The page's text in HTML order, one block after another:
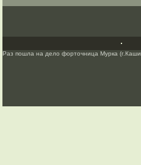
Раз пошла на дело форточница Мурка